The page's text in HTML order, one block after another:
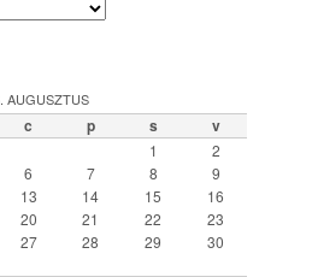
AUGUSZTUS
c p s v
1
2
6 7 8
9
13 14 15
16
20 21 22
23
27 28 29
30